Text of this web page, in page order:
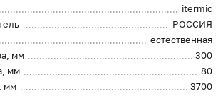
itermic
РОССИЯ
естественная
мм
300
мм
80
мм
3700